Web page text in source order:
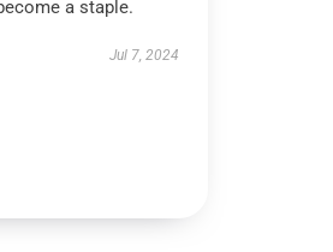
a staple.
Jul 7, 2024